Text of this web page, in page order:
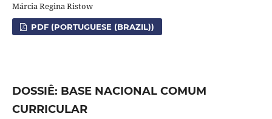
Márcia Regina Ristow
PDF (PORTUGUESE (BRAZIL))
DOSSIÊ: BASE NACIONAL COMUM
CURRICULAR